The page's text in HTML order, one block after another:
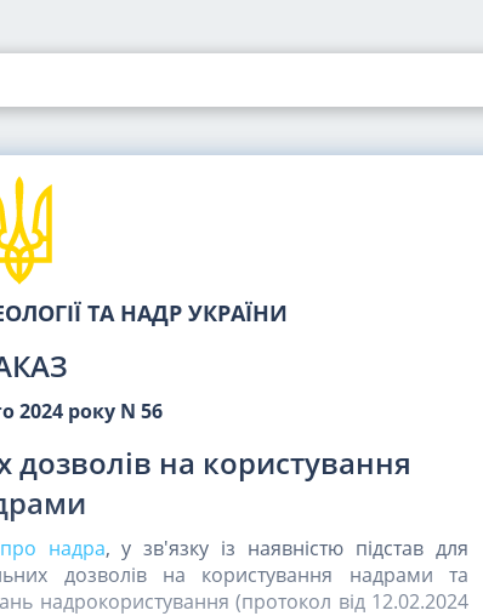
ТА НАДР УКРАЇНИ
2024 року N 56
на користування
надра, у зв'язку із наявністю підстав для
дозволів на користування надрами та
надрокористування (протокол від 12.02.2024